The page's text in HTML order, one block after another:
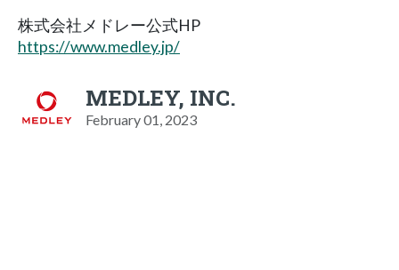
株式会社メドレー公式HP
https://www.medley.jp/
MEDLEY, INC.
February 01, 2023